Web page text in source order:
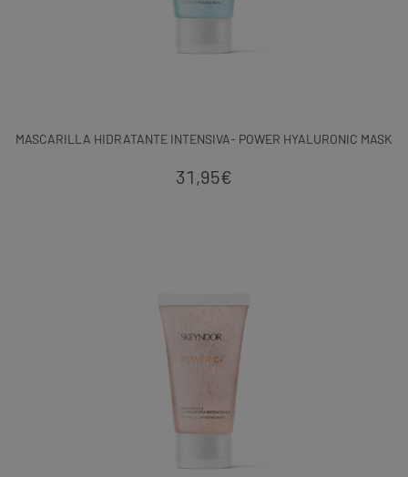
MASCARILLA HIDRATANTE INTENSIVA- POWER HYALURONIC MASK
31,95€